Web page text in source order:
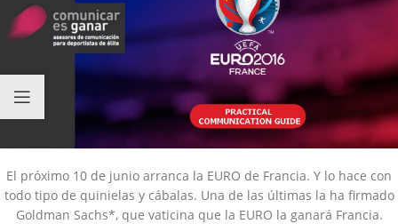
El próximo 10 de junio arranca la EURO de Francia. Y lo hace con
todo tipo de quinielas y cábalas. Una de las últimas la ha firmado
Goldman Sachs*, que vaticina que la EURO la ganará Francia.